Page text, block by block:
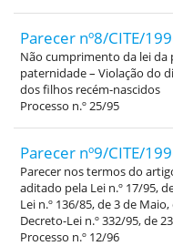
Parecer nº8/CITE/
Não cumprimento da lei da
paternidade – Violação do
dos filhos recém-nascidos
Processo n.º 25/95
Parecer nº9/CITE/
Parecer nos termos do
aditado pela Lei n.º 17/95,
Lei n.º 136/85, de 3 de
Decreto-Lei n.º 332/95, de
Processo n.º 12/96